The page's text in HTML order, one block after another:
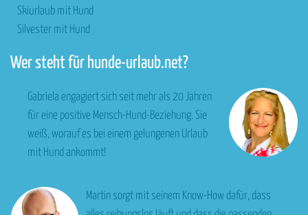
Skiurlaub mit Hund
Silvester mit Hund
Wer steht für hunde-urlaub.net?
Gabriela engagiert sich seit mehr als 20 Jahren
für eine positive Mensch-Hund-Beziehung. Sie
weiß, worauf es bei einem gelungenen Urlaub
mit Hund ankommt!
Martin sorgt mit seinem Know-How dafür, dass